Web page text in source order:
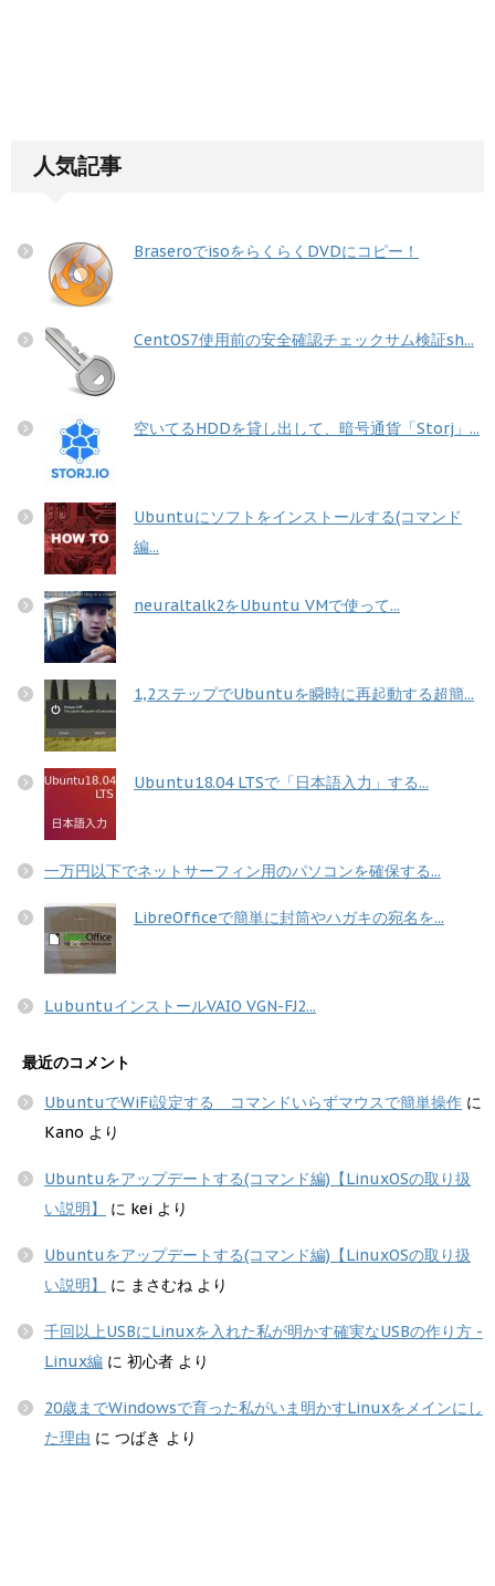
人気記事
BraseroでisoをらくらくDVDにコピー！
CentOS7使用前の安全確認チェックサム検証sh...
空いてるHDDを貸し出して、暗号通貨「Storj」...
Ubuntuにソフトをインストールする(コマンド
編...
neuraltalk2をUbuntu VMで使って...
1,2ステップでUbuntuを瞬時に再起動する超簡...
Ubuntu18.04 LTSで「日本語入力」する...
一万円以下でネットサーフィン用のパソコンを確保する...
LibreOfficeで簡単に封筒やハガキの宛名を...
LubuntuインストールVAIO VGN-FJ2...
最近のコメント
UbuntuでWiFi設定する コマンドいらずマウスで簡単操作 に
Kano より
Ubuntuをアップデートする(コマンド編)【LinuxOSの取り扱
い説明】
に kei より
Ubuntuをアップデートする(コマンド編)【LinuxOSの取り扱
い説明】
に まさむね より
千回以上USBにLinuxを入れた私が明かす確実なUSBの作り方 -
Linux編 に 初心者 より
20歳までWindowsで育った私がいま明かすLinuxをメインにし
た理由 に つばき より